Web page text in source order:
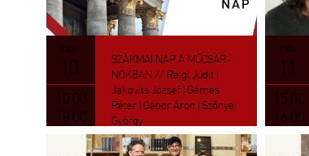
nov.
10.
10.00
18.00
SZAK­MAI NAP A MŰ­CSAR­
NOK­BAN // Reigl Judit |
Jak­ovits Jó­zsef | Gémes
Péter | Gábor Áron | Sző­nyei
György
nov.
11.
15.00
16.00